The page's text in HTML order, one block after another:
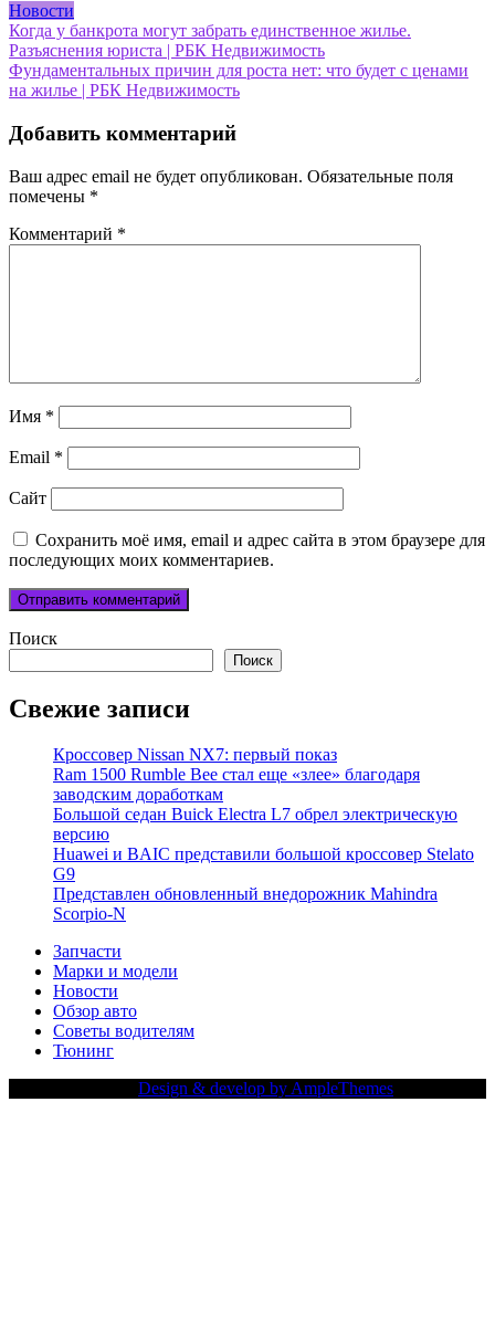
Новости
Навигация
по
записям
Когда у банкрота могут забрать единственное жилье.
Разъяснения юриста | РБК Недвижимость
Фундаментальных причин для роста нет: что будет с ценами
на жилье | РБК Недвижимость
Добавить комментарий
Ваш адрес email не будет опубликован. Обязательные поля
помечены *
Комментарий *
Имя *
Email *
Сайт
Сохранить моё имя, email и адрес сайта в этом браузере для
последующих моих комментариев.
Поиск
Поиск
Свежие записи
Кроссовер Nissan NX7: первый показ
Ram 1500 Rumble Bee стал еще «злее» благодаря
заводским доработкам
Большой седан Buick Electra L7 обрел электрическую
версию
Huawei и BAIC представили большой кроссовер Stelato
G9
Представлен обновленный внедорожник Mahindra
Scorpio-N
Запчасти
Марки и модели
Новости
Обзор авто
Советы водителям
Тюнинг
Design & develop by AmpleThemes